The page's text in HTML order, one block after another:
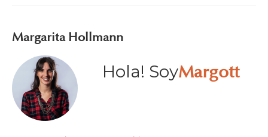
Margarita Hollmann
Hola! SoyMargott